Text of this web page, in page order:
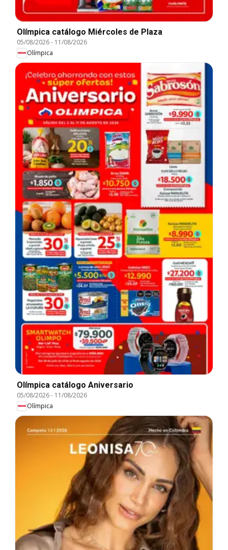
Olímpica catálogo Miércoles de Plaza
05/08/2026- 11/08/2026
Olímpica
Olímpica catálogo Aniversario
05/08/2026- 11/08/2026
Olímpica